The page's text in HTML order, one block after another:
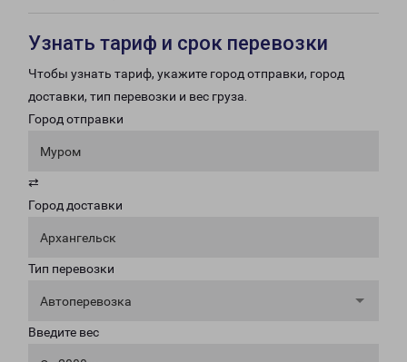
Узнать тариф и срок перевозки
Чтобы узнать тариф, укажите город отправки, город
доставки, тип перевозки и вес груза.
Город отправки
Муром
⇄
Город доставки
Архангельск
Тип перевозки
Автоперевозка
Введите вес